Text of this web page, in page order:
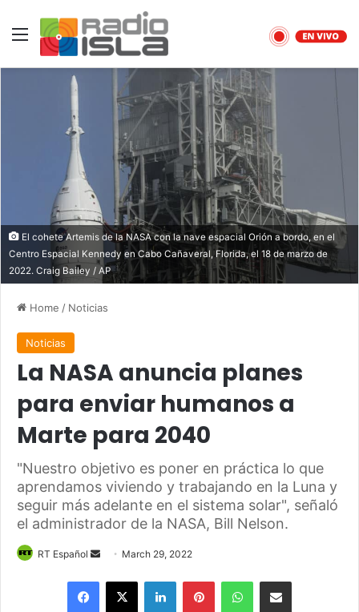
Menu
El cohete Artemis de la NASA con la nave espacial Orión a bordo, en el
Centro Espacial Kennedy en Cabo Cañaveral, Florida, el 18 de marzo de
2022. Craig Bailey / AP
Home / Noticias
Noticias
La NASA anuncia planes
para enviar humanos a
Marte para 2040
"Nuestro objetivo es poner en práctica lo que
aprendamos viviendo y trabajando en la Luna y
seguir más adelante en el sistema solar", señaló
el administrador de la NASA, Bill Nelson.
RT Español
Send
email
March 29, 2022
Facebook
X LinkedInPinterestWhatsAppShare via Email